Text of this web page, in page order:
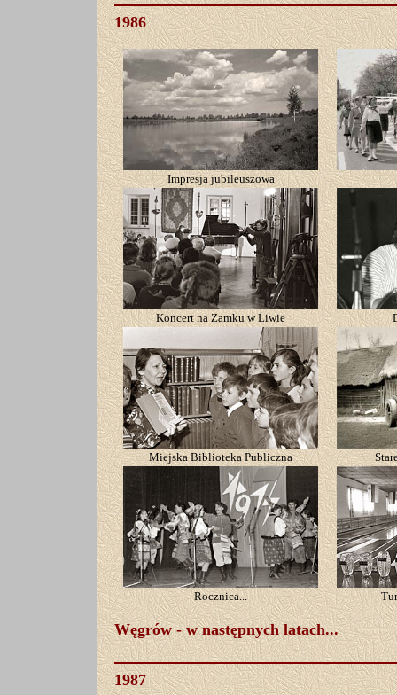
1986
Impresja jubileuszowa
Koncert na Zamku w Liwie
Miejska Biblioteka Publiczna
Rocznica...
Węgrów - w następnych latach...
1987